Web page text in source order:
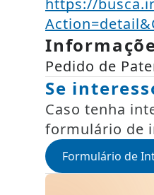
https://
Pedido de
Se
Caso tenha
formulário de
Formulário de